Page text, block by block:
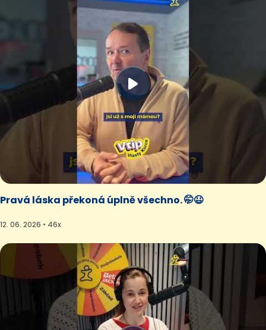
Pravá láska překoná úplně všechno. 🤭😆
12. 06. 2026 • 46x